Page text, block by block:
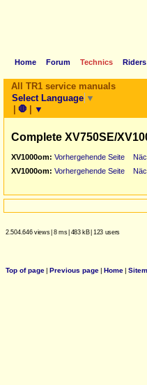
Home Forum Technics Riders
All TR1 service manuals
Select Language ▼
| 🛑 | ▼
Complete XV750SE/
XV1000om: Vorhergehende Seite
XV1000om: Vorhergehende Seite
2.504.646 views| 8 ms| 483 kB| 123 users
Top of page| Previous page| Home|